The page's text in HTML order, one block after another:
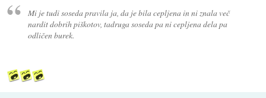
Mi je tudi soseda pravila ja, da je bila cepljena in ni znala več
nardit dobrih piškotov, tadruga soseda pa ni cepljena dela pa
odličen burek.